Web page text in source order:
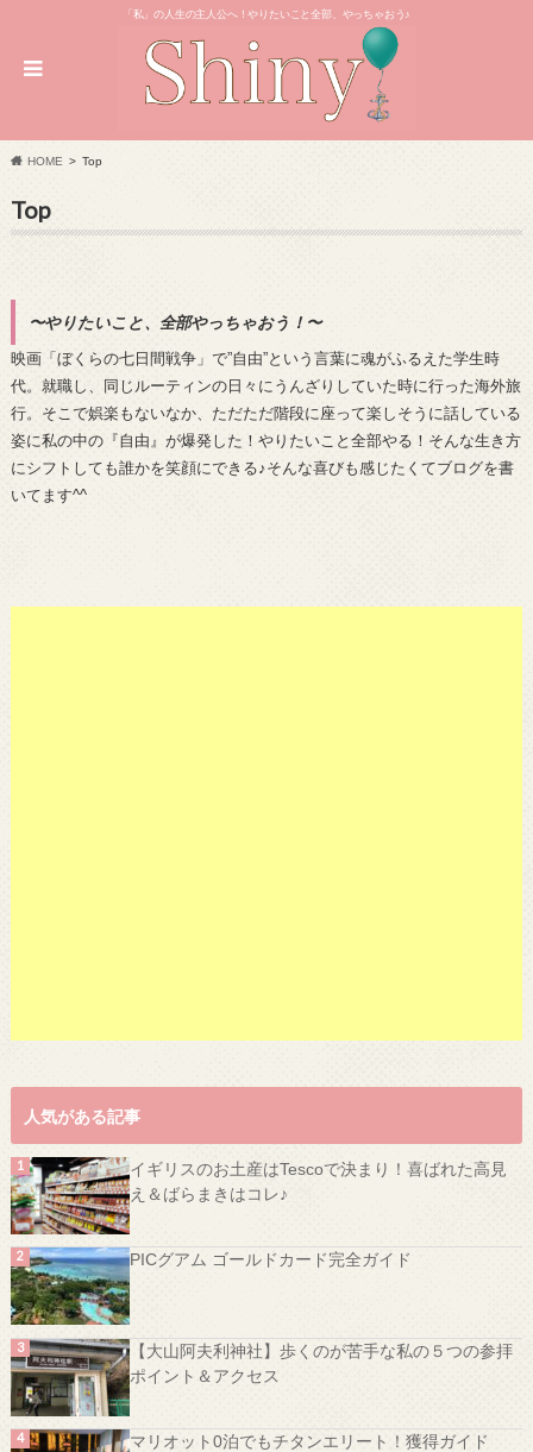
「私」の人生の主人公へ！やりたいこと全部、やっちゃおう♪
HOME Top
Top
〜やりたいこと、全部やっちゃおう！〜
映画「ぼくらの七日間戦争」で”自由”という言葉に魂がふるえた学生時
代。就職し、同じルーティンの日々にうんざりしていた時に行った海外旅
行。そこで娯楽もないなか、ただただ階段に座って楽しそうに話している
姿に私の中の『自由』が爆発した！やりたいこと全部やる！そんな生き方
にシフトしても誰かを笑顔にできる♪そんな喜びも感じたくてブログを書
いてます^^
人気がある記事
イギリスのお土産はTescoで決まり！喜ばれた高見
え＆ばらまきはコレ♪
PICグアム ゴールドカード完全ガイド
【大山阿夫利神社】歩くのが苦手な私の５つの参拝
ポイント＆アクセス
マリオット0泊でもチタンエリート！獲得ガイド